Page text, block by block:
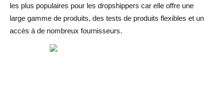
les plus populaires pour les dropshippers car elle offre une
large gamme de produits, des tests de produits flexibles et un
accès à de nombreux fournisseurs.